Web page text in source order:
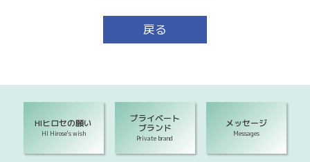
戻る
HIヒロセの願い
HI Hirose's wish
プライベート
ブランド
Private brand
メッセージ
Messages